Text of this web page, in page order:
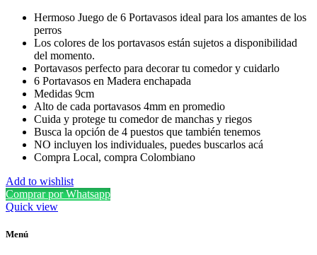
Hermoso Juego de 6 Portavasos ideal para los amantes de los
perros
Los colores de los portavasos están sujetos a disponibilidad
del momento.
Portavasos perfecto para decorar tu comedor y cuidarlo
6 Portavasos en Madera enchapada
Medidas 9cm
Alto de cada portavasos 4mm en promedio
Cuida y protege tu comedor de manchas y riegos
Busca la opción de 4 puestos que también tenemos
NO incluyen los individuales, puedes buscarlos acá
Compra Local, compra Colombiano
Add to wishlist
Comprar por Whatsapp
Quick view
Menú